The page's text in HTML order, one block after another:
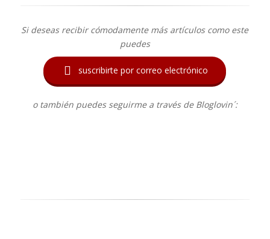
Si deseas recibir cómodamente más artículos como este
puedes
 suscribirte por correo electrónico
o también puedes seguirme a través de Bloglovin´: